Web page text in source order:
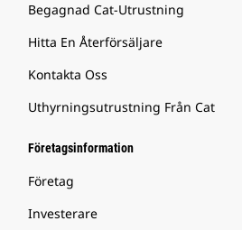
Begagnad Cat-Utrustning
Hitta En Återförsäljare
Kontakta Oss
Uthyrningsutrustning Från Cat
Företagsinformation
Företag
Investerare